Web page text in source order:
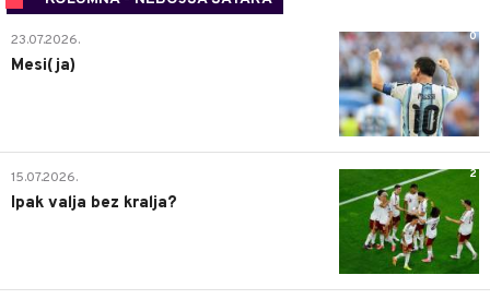
0
23.07.2026.
Mesi(ja)
2
15.07.2026.
Ipak valja bez kralja?